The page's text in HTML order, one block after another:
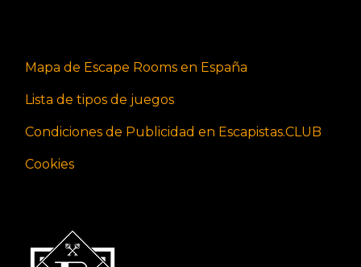
Mapa de Escape Rooms en España
Lista de tipos de juegos
Condiciones de Publicidad en Escapistas.CLUB
Cookies